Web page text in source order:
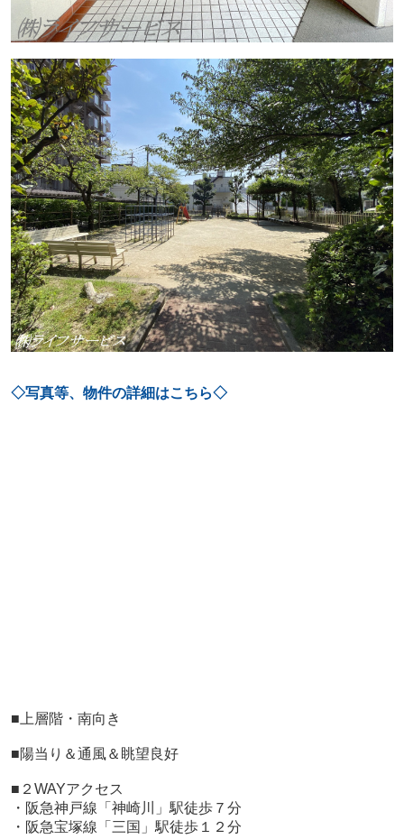
◇写真等、物件の詳細はこちら◇
■上層階・南向き
■陽当り＆通風＆眺望良好
■２WAYアクセス
・阪急神戸線「神崎川」駅徒歩７分
・阪急宝塚線「三国」駅徒歩１２分